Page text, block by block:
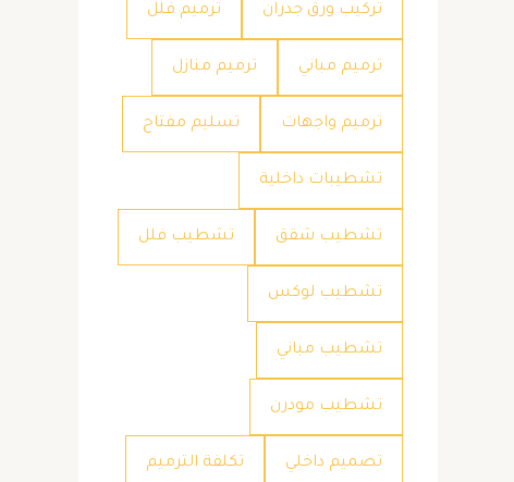
تركيب ورق جدران ترميم فلل
ترميم مباني ترميم منازل
ترميم واجهات تسليم مفتاح
تشطيبات داخلية
تشطيب شقق تشطيب فلل
تشطيب لوكس
تشطيب مباني
تشطيب مودرن
تصميم داخلي تكلفة الترميم